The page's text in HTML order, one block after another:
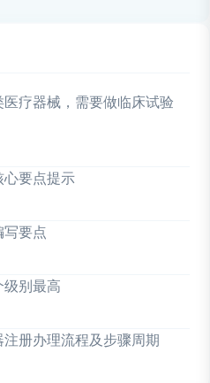
疗器械，需要做临床试验
要点提示
要点
别最高
册办理流程及步骤周期